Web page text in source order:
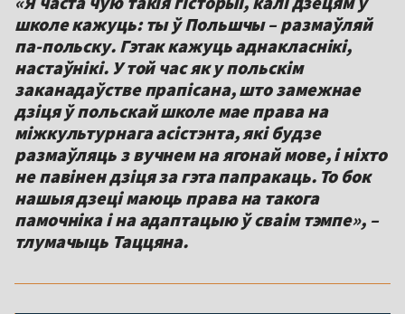
школе кажуць: ты ў Польшчы – размаўляй
па-польску. Гэтак кажуць аднакласнікі,
настаўнікі. У той час як у польскім
заканадаўстве прапісана, што замежнае
дзіця ў польскай школе мае права на
міжкультурнага асістэнта, які будзе
размаўляць з вучнем на ягонай мове, і ніхто
не павінен дзіця за гэта папракаць. То бок
нашыя дзеці маюць права на такога
памочніка і на адаптацыю ў сваім тэмпе», –
тлумачыць Таццяна.